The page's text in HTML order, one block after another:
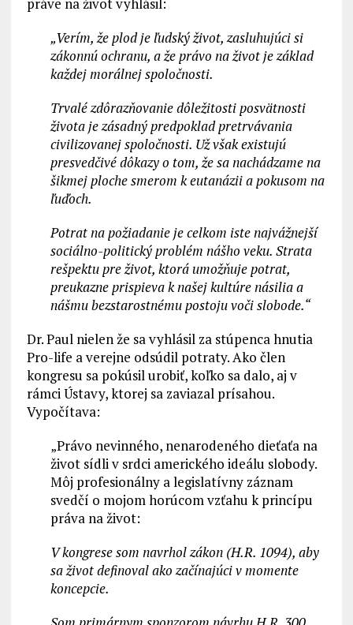
„Verím, že plod je ľudský život, zasluhujúci si
zákonnú ochranu, a že právo na život je základ
každej morálnej spoločnosti.
Trvalé zdôrazňovanie dôležitosti posvätnosti
života je zásadný predpoklad pretrvávania
civilizovanej spoločnosti. Už však existujú
presvedčivé dôkazy o tom, že sa nachádzame na
šikmej ploche smerom k eutanázii a pokusom na
ľuďoch.
Potrat na požiadanie je celkom iste najvážnejší
sociálno-politický problém nášho veku. Strata
rešpektu pre život, ktorá umožňuje potrat,
preukazne prispieva k našej kultúre násilia a
nášmu bezstarostnému postoju voči slobode.“
Dr. Paul nielen že sa vyhlásil za stúpenca hnutia
Pro-life a verejne odsúdil potraty. Ako člen
kongresu sa pokúsil urobiť, koľko sa dalo, aj v
rámci Ústavy, ktorej sa zaviazal prísahou.
Vypočítava:
„Právo nevinného, nenarodeného dieťaťa na
život sídli v srdci amerického ideálu slobody.
Môj profesionálny a legislatívny záznam
svedčí o mojom horúcom vzťahu k princípu
práva na život:
V kongrese som navrhol zákon (H.R. 1094), aby
sa život definoval ako začínajúci v momente
koncepcie.